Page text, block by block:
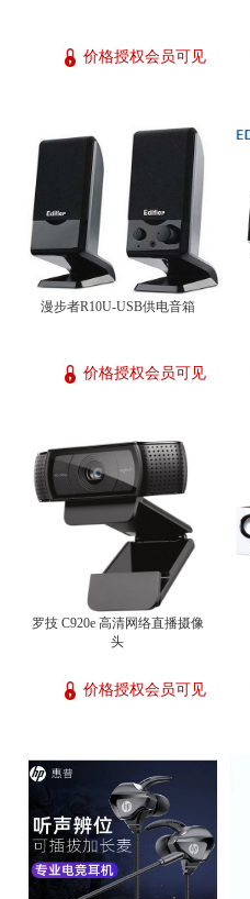
价格授权会员可见
漫步者R10U-USB供电音箱
价格授权会员可见
罗技 C920e 高清网络直播摄像
头
价格授权会员可见